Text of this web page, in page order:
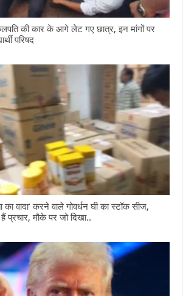
की कार के आगे लेट गए छात्र, इन मांगों पर
परिषद
वादा’ करने वाले गोवर्धन घी का स्टॉक सीज,
मौके पर जो दिखा..